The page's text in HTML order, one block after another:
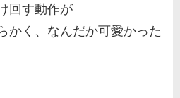
回す動作が
かく、なんだか可愛かった